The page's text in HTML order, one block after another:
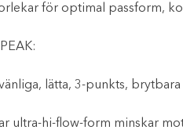
för optimal passform,
lätta, 3-punkts,
ultra-hi-flow-form minskar